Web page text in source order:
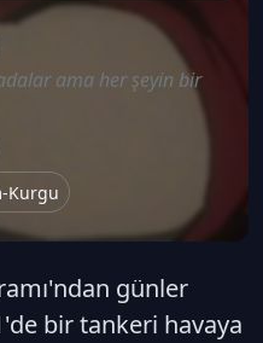
ama her şeyin bir
Kurgu
günler
bir tankeri havaya